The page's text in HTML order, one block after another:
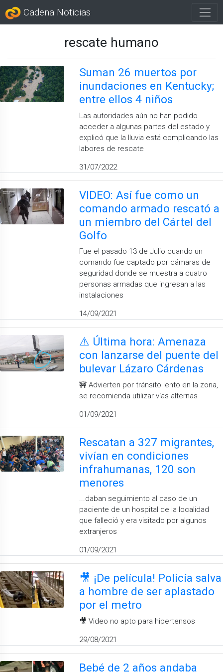
Cadena Noticias
rescate humano
Suman 26 muertos por
inundaciones en Kentucky;
entre ellos 4 niños
Las autoridades aún no han podido
acceder a algunas partes del estado y
explicó que la lluvia está complicando las
labores de rescate
31/07/2022
VIDEO: Así fue como un
comando armado rescató a
un miembro del Cártel del
Golfo
Fue el pasado 13 de Julio cuando un
comando fue captado por cámaras de
seguridad donde se muestra a cuatro
personas armadas que ingresan a las
instalaciones
14/09/2021
⚠️ Última hora: Amenaza
con lanzarse del puente del
bulevar Lázaro Cárdenas
🚧 Advierten por tránsito lento en la zona,
se recomienda utilizar vías alternas
01/09/2021
Rescatan a 327 migrantes,
vivían en condiciones
infrahumanas, 120 son
menores
...daban seguimiento al caso de un
paciente de un hospital de la localidad
que falleció y era visitado por algunos
extranjeros
01/09/2021
🎥 ¡De película! Policía salva
a hombre de ser aplastado
por el metro
🎥 Video no apto para hipertensos
29/08/2021
Bebé de 2 años andaba